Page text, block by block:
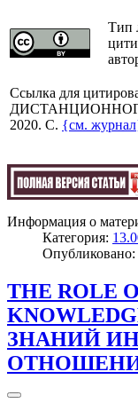
Тип
Cсылка для
2020. C. {см.
Информация о
Категория:
Опубликовано:
THE ROLE
ЗНАНИЙ